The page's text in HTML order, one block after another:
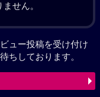
せん。
ュー投稿を受け付け
ちしております。